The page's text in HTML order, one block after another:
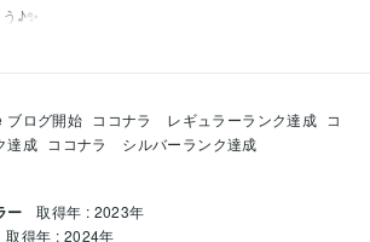
♪✨
ブログ開始 ココナラ　レギュラーランク達成 コ
達成 ココナラ　シルバーランク達成
ー 取得年 : 2023年
取得年 : 2024年